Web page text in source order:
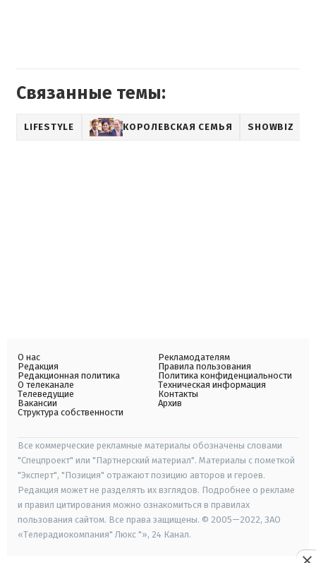
Связанные темы:
LIFESTYLE КОРОЛЕВСКАЯ СЕМЬЯ SHOWBIZ
О нас
Редакция
Редакционная политика
О телеканале
Телеведущие
Вакансии
Структура собственности
Рекламодателям
Правила пользования
Политика конфиденциальности
Техническая информация
Контакты
Архив
Все коммерческие рекламные материалы обозначены словами
"Спецпроект" или "Партнерский материал". Материалы с пометкой
"Эксперт", "Позиция" отражают позицию авторов и героев.
Редакция может не разделять их взглядов. Подробнее о рекламе
и правил цитирования можно ознакомиться в правилах
пользования сайтом. Все права защищены. © 2005—2022, ЗАО
«Телерадиокомпания" Люкс "», 24 Канал.